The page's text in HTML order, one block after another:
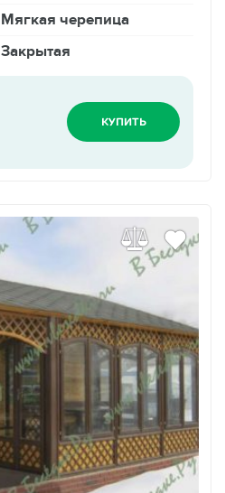
Мягкая черепица
Закрытая
КУПИТЬ